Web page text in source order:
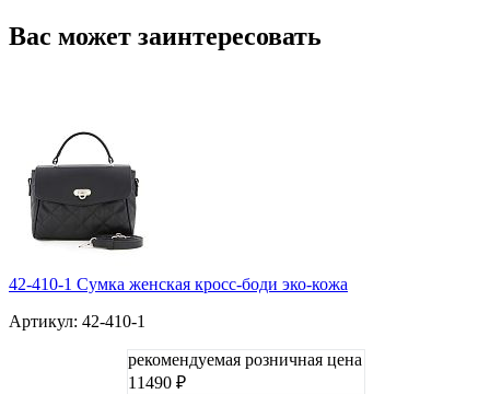
Вас может заинтересовать
42-410-1 Сумка женская кросс-боди эко-кожа
Артикул: 42-410-1
рекомендуемая розничная цена
11490 ₽